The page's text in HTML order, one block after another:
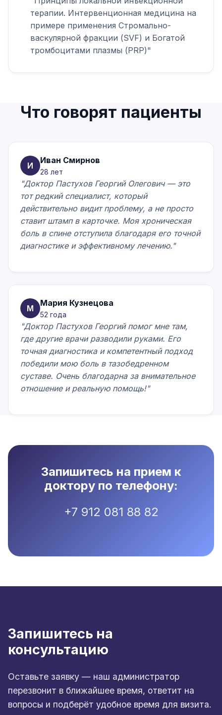
терапии. Интервенционная медицина на
примере применения Стромально-
васкулярной фракции (SVF) и Богатой
тромбоцитами плазмы (PRP)"
Что говорят пациенты
И
Иван Смирнов
28 лет
"Доктор Пастухов Георгий Олегович — это
тот редкий специалист, который
действительно видит проблему, а не просто
ставит штамп в карточке. Моя хроническая
боль в спине отступила благодаря его точной
диагностике и эффективному лечению."
М
Мария Кузнецова
52 года
"Доктор Пастухов Георгий помог мне там,
где другие врачи разводили руками. Его
точная диагностика и компетентный подход
победили мою боль в тазобедренном
суставе. Очень благодарна за внимательное
отношение и реальную помощь!"
Запишитесь на прием к
доктору по телефону:
+7 912 081 88 82
Запишитесь на
консультацию
Оставьте заявку — наш администратор
перезвонит в ближайшее время, ответит на
вопросы и подберёт удобное время для визита.